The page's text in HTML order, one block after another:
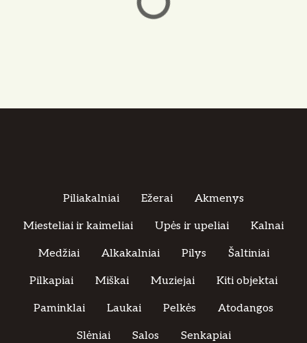
Piliakalniai Ežerai Akmenys
Miesteliai ir kaimeliai Upės ir upeliai Kalnai
Medžiai Alkakalniai Pilys Šaltiniai
Pilkapiai Miškai Muziejai Kiti objektai
Paminklai Laukai Pelkės Atodangos
Slėniai Salos Senkapiai